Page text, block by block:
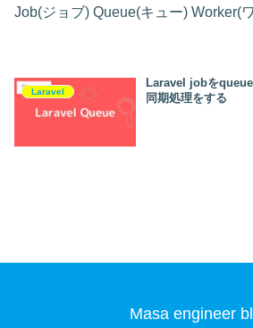
Job(ジョブ) Queue(キュー) Worker(
Laravel
Laravel jobを
同期処理をする
Masa engineer